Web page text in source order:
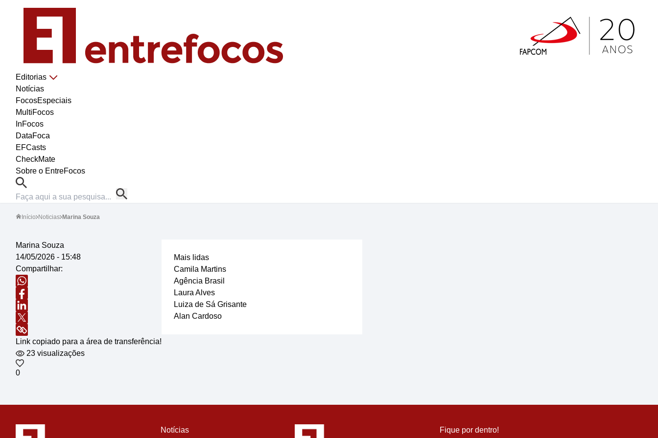
Editorias
Notícias
FocosEspeciais
MultiFocos
InFocos
DataFoca
EFCasts
CheckMate
Sobre o EntreFocos
Início Noticias Marina Souza
Marina Souza
14/05/2026 - 15:48
Compartilhar:
Link copiado para a área de transferência!
23 visualizações
0
Mais lidas
Camila Martins
Agência Brasil
Laura Alves
Luiza de Sá Grisante
Alan Cardoso
Notícias
Fique por dentro!